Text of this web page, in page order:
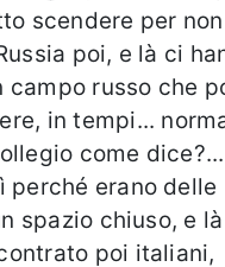
scendere per non
poi, e là ci
campo russo che
in tempi...
come dice?...
perché erano delle
spazio chiuso, e là
poi italiani,